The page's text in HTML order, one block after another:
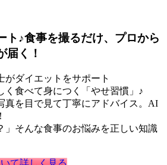
ト♪食事を撮るだけ、プロから
届く！
がダイエットをサポート
く食べて身につく「やせ習慣」♪
真を目で見て丁寧にアドバイス。AI
」そんな食事のお悩みを正しい知識
て詳しく見る